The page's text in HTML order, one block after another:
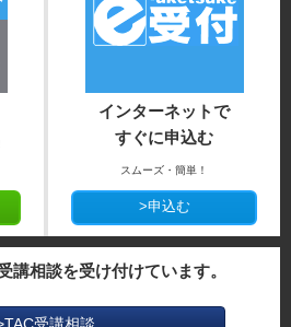
インターネットで
すぐに申込む
スムーズ・簡単！
>申込む
講相談を受け付けています。